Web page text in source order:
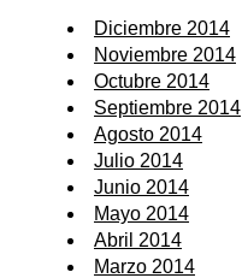
Diciembre 2014
Noviembre 2014
Octubre 2014
Septiembre 2014
Agosto 2014
Julio 2014
Junio 2014
Mayo 2014
Abril 2014
Marzo 2014